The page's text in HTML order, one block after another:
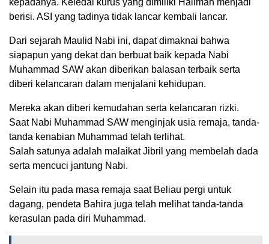
berisi. ASI yang tadinya tidak lancar kembali lancar.
Dari sejarah Maulid Nabi ini, dapat dimaknai bahwa
siapapun yang dekat dan berbuat baik kepada Nabi
Muhammad SAW akan diberikan balasan terbaik serta
diberi kelancaran dalam menjalani kehidupan.
Mereka akan diberi kemudahan serta kelancaran rizki.
Saat Nabi Muhammad SAW menginjak usia remaja, tanda-
tanda kenabian Muhammad telah terlihat.
Salah satunya adalah malaikat Jibril yang membelah dada
serta mencuci jantung Nabi.
Selain itu pada masa remaja saat Beliau pergi untuk
dagang, pendeta Bahira juga telah melihat tanda-tanda
kerasulan pada diri Muhammad.